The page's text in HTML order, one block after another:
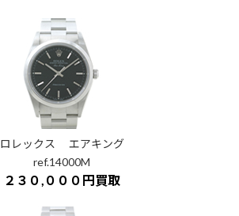
ロレックス エアキング
ref.14000M
２３０,０００円買取